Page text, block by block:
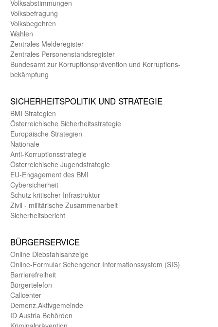
Volks­abstimmungen
Volks­befragung
Volks­begehren
Wahlen
Zentrales Melde­register
Zentrales Personen­stands­register
Bundes­amt zur Korrup­tions­prävention und Korrup­tions­
bekämpfung
SICHER­HEITS­POLITIK UND STRATEGIE
BMI Strategien
Öster­reichische Sicherheits­strategie
Europäische Strategien
Nationale
Anti-Korruptions­strategie
Öster­reichische Jugend­strategie
EU-Engagement des BMI
Cybersicherheit
Schutz kritischer Infra­struktur
Zivil - militärische Zusammen­arbeit
Sicherheits­bericht
BÜRGER­SERVICE
Online Diebstahls­anzeige
Online-Formular Schengener Informationssystem (SIS)
Barriere­freiheit
Bürger­telefon
Call­center
Demenz.Aktiv­gemeinde
ID Austria Behörden